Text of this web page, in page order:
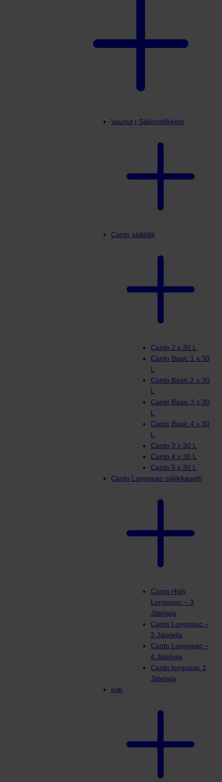
Vaunut | Säkinpidikkeet
Canto säiliöllä
Canto 2 x 30 L
Canto Basic 1 x 30
L
Canto Basic 2 x 30
L
Canto Basic 3 x 30
L
Canto Basic 4 x 30
L
Canto 3 x 30 L
Canto 4 x 30 L
Canto 5 x 30 L
Canto Longopac-säkkikasetti
Canto High
Longopac – 3
Jätelajia
Canto Longopac –
3 Jätelajia
Canto Longopac –
4 Jätelajia
Canto longopac 2
Jätelajia
Ivar